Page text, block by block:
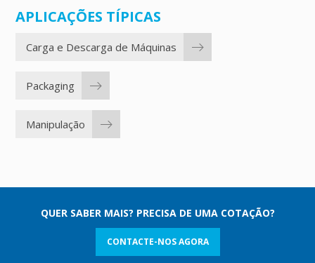
APLICAÇÕES TÍPICAS
Carga e Descarga de Máquinas
Packaging
Manipulação
QUER SABER MAIS? PRECISA DE UMA COTAÇÃO?
CONTACTE-NOS AGORA